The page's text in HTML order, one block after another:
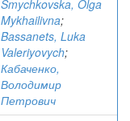
Smychkovska, Olga
Mykhailivna;
Bassanets, Luka
Valeriyovych;
Кабаченко,
Володимир
Петрович